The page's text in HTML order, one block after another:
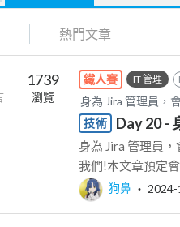
熱門文章
1739
瀏覽
鐵人賽 IT 管理
身為 Jira 管理員，
技術
Day 20 -
身為 Jira 管理員
我們!本文章預定
狗鼻 ‧